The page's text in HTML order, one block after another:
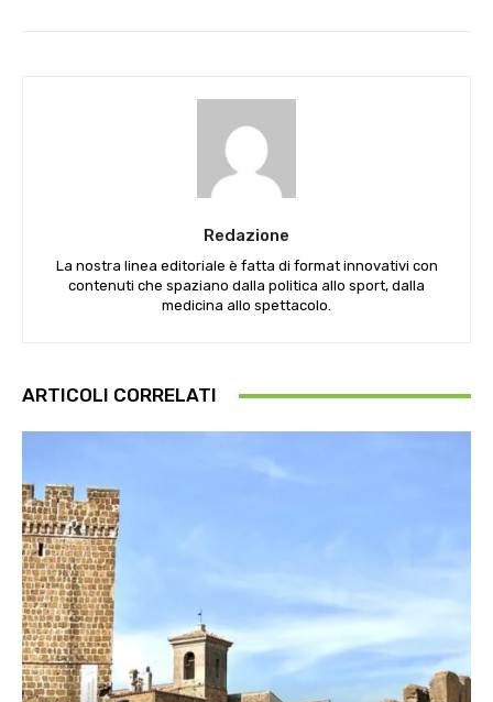
Redazione
La nostra linea editoriale è fatta di format innovativi con
contenuti che spaziano dalla politica allo sport, dalla
medicina allo spettacolo.
ARTICOLI CORRELATI